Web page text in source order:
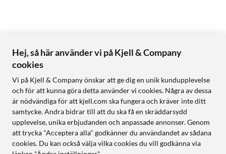
Hej, så här använder vi på Kjell & Company
cookies
Vi på Kjell & Company önskar att ge dig en unik kundupplevelse
och för att kunna göra detta använder vi cookies. Några av dessa
är nödvändiga för att kjell.com ska fungera och kräver inte ditt
samtycke. Andra bidrar till att du ska få en skräddarsydd
upplevelse, unika erbjudanden och anpassade annonser. Genom
att trycka "Acceptera alla" godkänner du användandet av sådana
cookies. Du kan också välja vilka cookies du vill godkänna via